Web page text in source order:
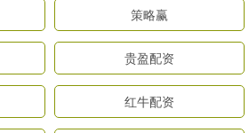
策略赢
贵盈配资
红牛配资